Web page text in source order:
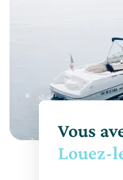
Vous
Louez-